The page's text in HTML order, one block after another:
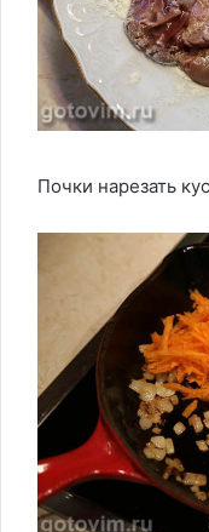
Почки нарезать